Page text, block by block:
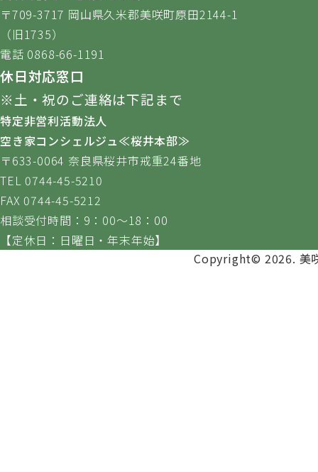
〒709-3717 岡山県久米郡美咲町原田2144-1
（旧1735）
電話 0868-66-1191
休日対応窓口
※土・祝のご連絡は下記まで
特定非営利活動法人
空き家コンシェルジュ≪桜井本部≫
〒633-0064 奈良県桜井市戒重24番地
TEL 0744-45-5210
FAX 0744-45-5212
相談受付時間：9：00～18：00
【定休日：日曜日・年末年始】
Copyright© 2026. 美